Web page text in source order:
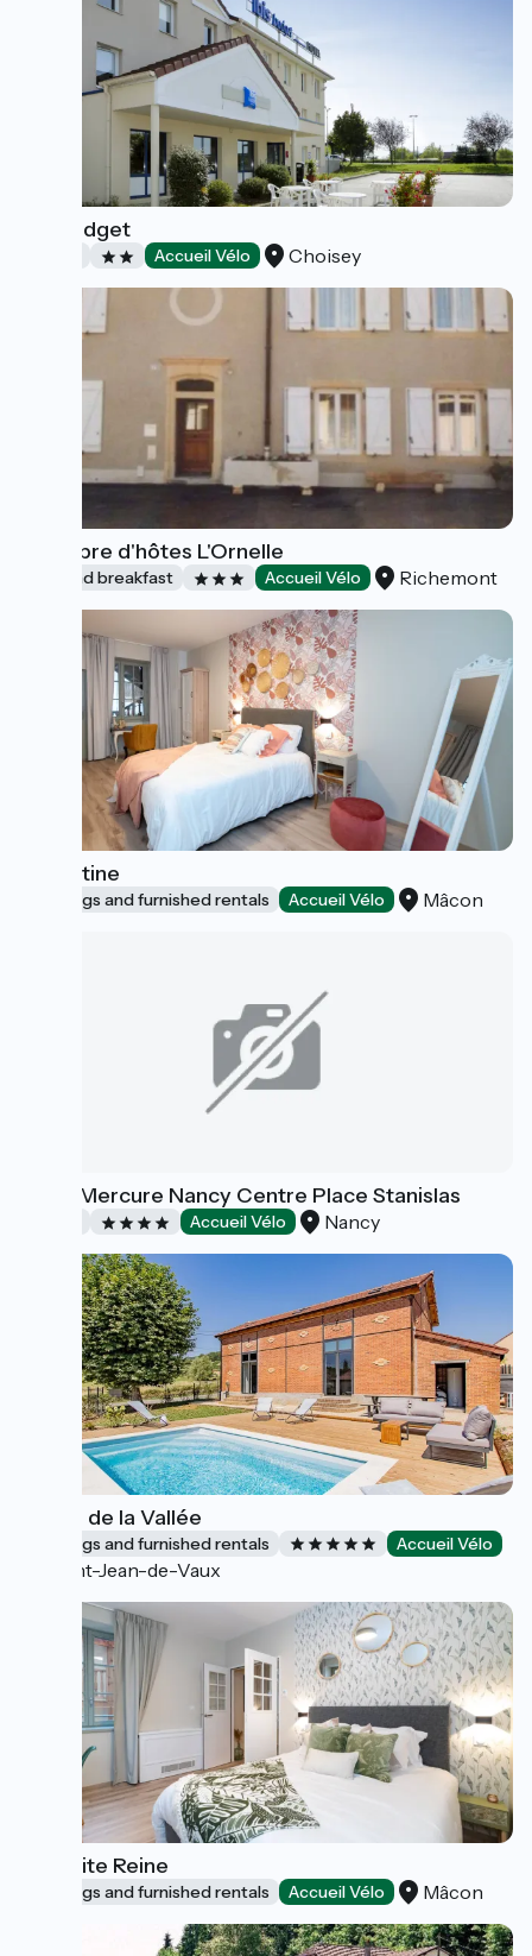
Ibis Budget
Accueil Vélo Choisey
Chambre d'hôtes L'Ornelle
Bed and breakfast Accueil Vélo Richemont
Lamartine
Lodgings and furnished rentals Accueil Vélo Mâcon
Hôtel Mercure Nancy Centre Place Stanislas
Accueil Vélo Nancy
l'Ecole de la Vallée
Lodgings and furnished rentals Accueil Vélo
Saint-Jean-de-Vaux
La Petite Reine
Lodgings and furnished rentals Accueil Vélo Mâcon